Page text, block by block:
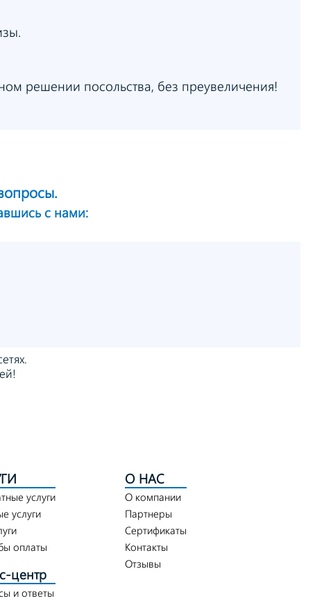
решении посольства, без преувеличения!
с нами:
услуги
услуги
оплаты
центр
и ответы
О НАС
О компании
Партнеры
Сертификаты
Контакты
Отзывы